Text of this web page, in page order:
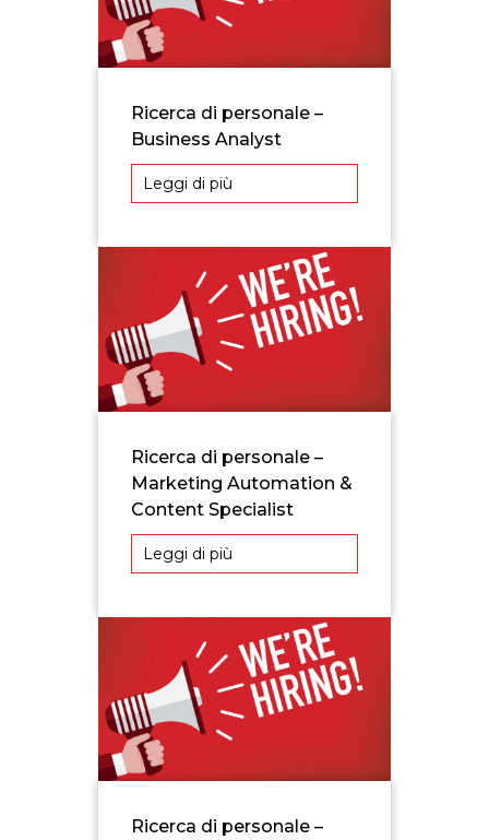
Ricerca di personale –
Business Analyst
Leggi di più
Ricerca di personale –
Marketing Automation &
Content Specialist
Leggi di più
Ricerca di personale –